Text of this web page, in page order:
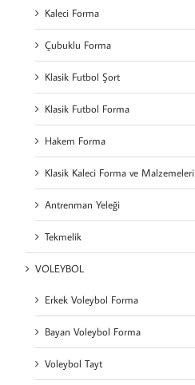
Kaleci Forma
Çubuklu Forma
Klasik Futbol Şort
Klasik Futbol Forma
Hakem Forma
Klasik Kaleci Forma ve Malzemeleri
Antrenman Yeleği
Tekmelik
VOLEYBOL
Erkek Voleybol Forma
Bayan Voleybol Forma
Voleybol Tayt